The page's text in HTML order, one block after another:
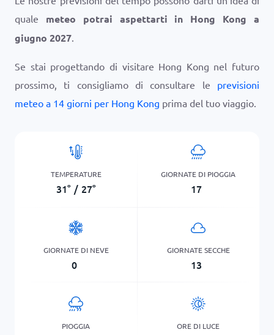
quale meteo potrai aspettarti in Hong Kong a
giugno 2027.
Se stai progettando di visitare Hong Kong nel futuro
prossimo, ti consigliamo di consultare le previsioni
meteo a 14 giorni per Hong Kong prima del tuo viaggio.
TEMPERATURE
31° / 27°
GIORNATE DI PIOGGIA
17
GIORNATE DI NEVE
0
GIORNATE SECCHE
13
PIOGGIA ORE DI LUCE